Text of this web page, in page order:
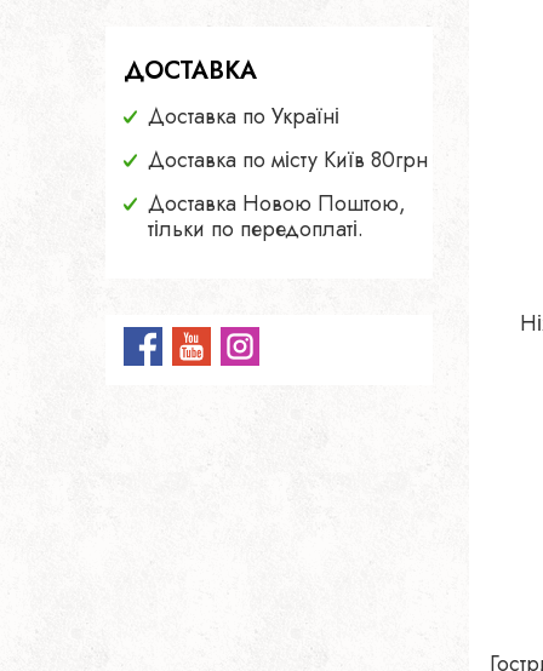
ДОСТАВКА
Доставка по Україні
Доставка по місту Київ 80грн
Доставка Новою Поштою,
тільки по передоплаті.